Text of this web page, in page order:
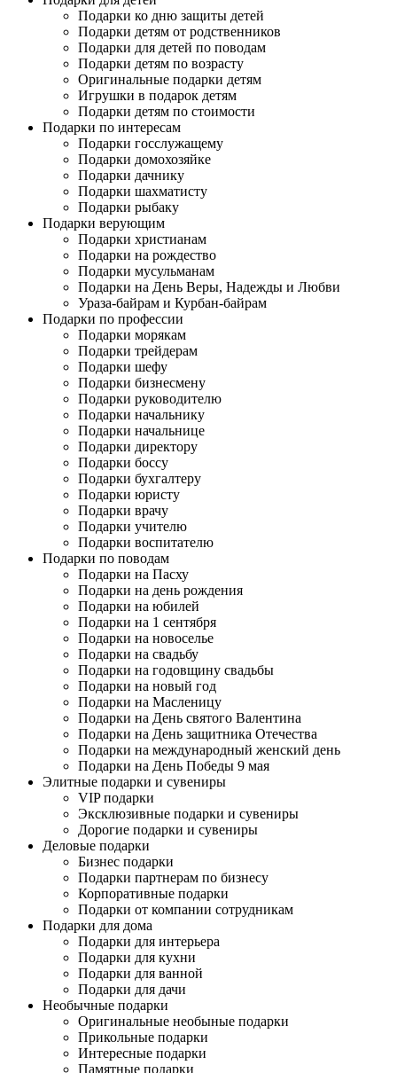
Подарки ко дню защиты детей
Подарки детям от родственников
Подарки для детей по поводам
Подарки детям по возрасту
Оригинальные подарки детям
Игрушки в подарок детям
Подарки детям по стоимости
Подарки по интересам
Подарки госслужащему
Подарки домохозяйке
Подарки дачнику
Подарки шахматисту
Подарки рыбаку
Подарки верующим
Подарки христианам
Подарки на рождество
Подарки мусульманам
Подарки на День Веры, Надежды и Любви
Ураза-байрам и Курбан-байрам
Подарки по профессии
Подарки морякам
Подарки трейдерам
Подарки шефу
Подарки бизнесмену
Подарки руководителю
Подарки начальнику
Подарки начальнице
Подарки директору
Подарки боссу
Подарки бухгалтеру
Подарки юристу
Подарки врачу
Подарки учителю
Подарки воспитателю
Подарки по поводам
Подарки на Пасху
Подарки на день рождения
Подарки на юбилей
Подарки на 1 сентября
Подарки на новоселье
Подарки на свадьбу
Подарки на годовщину свадьбы
Подарки на новый год
Подарки на Масленицу
Подарки на День святого Валентина
Подарки на День защитника Отечества
Подарки на международный женский день
Подарки на День Победы 9 мая
Элитные подарки и сувениры
VIP подарки
Эксклюзивные подарки и сувениры
Дорогие подарки и сувениры
Деловые подарки
Бизнес подарки
Подарки партнерам по бизнесу
Корпоративные подарки
Подарки от компании сотрудникам
Подарки для дома
Подарки для интерьера
Подарки для кухни
Подарки для ванной
Подарки для дачи
Необычные подарки
Оригинальные необыные подарки
Прикольные подарки
Интересные подарки
Памятные подарки